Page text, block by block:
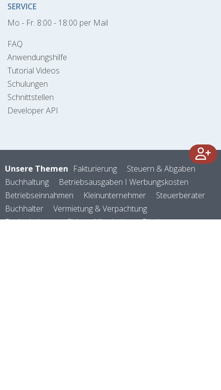
SERVICE
Mo - Fr. 8:00 - 18:00 per Mail
FAQ
Anwendungshilfe
Tutorial Videos
Schulungen
Schnittstellen
Developer API
Unsere Themen Fakturierung
Steuern & Abgaben
Buchhaltung
Betriebsausgaben I Werbungskosten
Betriebseinnahmen
Kleinunternehmer
Steuerberater
Buchhalter
Vermietung & Verpachtung
Registrierkassenpflicht
Mitarbeiter
Förderungen